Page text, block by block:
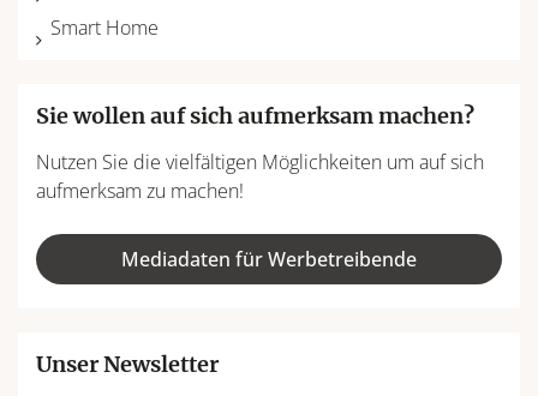
Smart Home
Sie wollen auf sich aufmerksam machen?
Nutzen Sie die vielfältigen Möglichkeiten um auf sich
aufmerksam zu machen!
Mediadaten für Werbetreibende
Unser Newsletter